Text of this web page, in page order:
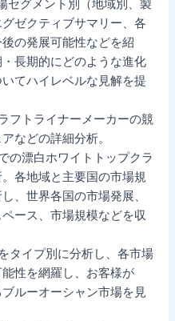
セグメント別（地域別、製
ゼクティブサマリー、各
の発展可能性などを紹
長期的にどのような進化
てハイレベルな見解を提
フトライナーメーカーの競
などの詳細分析。
の漂白ホワイトトップクラ
各地域と主要国の市場規
、世界各国の市場発展、
ース、市場規模などを収
タイプ別に分析し、各市場
性を網羅し、お客様が
ルーオーシャン市場を見